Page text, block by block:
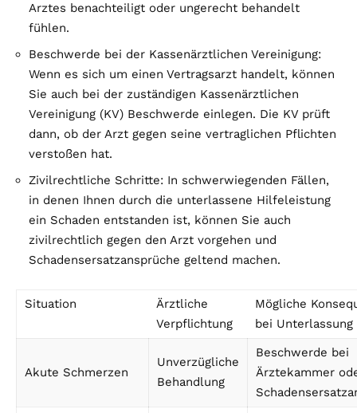
Arztes benachteiligt oder ungerecht behandelt
fühlen.
Beschwerde bei der Kassenärztlichen Vereinigung:
Wenn es sich um einen Vertragsarzt handelt, können
Sie auch bei der zuständigen Kassenärztlichen
Vereinigung (KV) Beschwerde einlegen. Die KV prüft
dann, ob der Arzt gegen seine vertraglichen Pflichten
verstoßen hat.
Zivilrechtliche Schritte: In schwerwiegenden Fällen,
in denen Ihnen durch die unterlassene Hilfeleistung
ein Schaden entstanden ist, können Sie auch
zivilrechtlich gegen den Arzt vorgehen und
Schadensersatzansprüche geltend machen.
Situation
Ärztliche
Verpflichtung
Mögliche
bei Unterlassung
Akute Schmerzen
Unverzügliche
Behandlung
Beschwerde bei
Ärztekammer